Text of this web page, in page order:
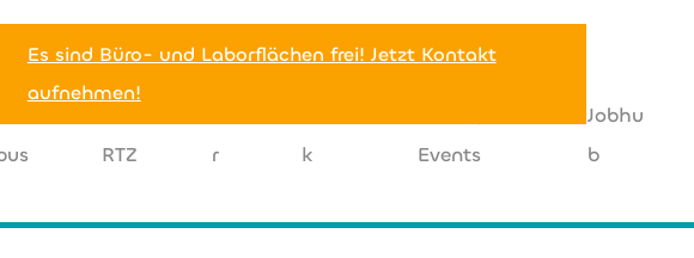
Es sind Büro- und Laborflächen frei! Jetzt Kontakt
aufnehmen!
RTZ
r
k
Events
Jobhu
b